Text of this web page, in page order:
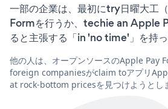
一部の企業は、最初にtry日曜大工
Formを行うか、techie an Apple
ると主張する「in 'no time'」を持っ
他の人は、オープンソースのApple Pay
foreign companiesがclaim toアプリ
at rock-bottom pricesを見つけようとし